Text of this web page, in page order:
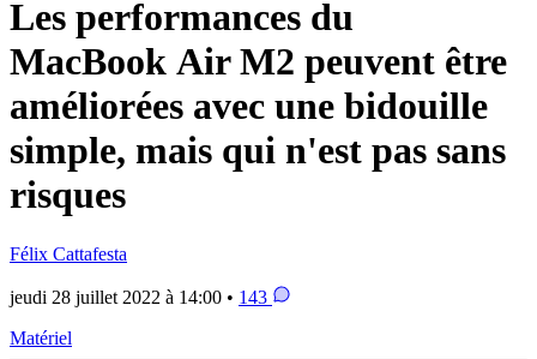
Les performances du
MacBook Air M2 peuvent être
améliorées avec une bidouille
simple, mais qui n'est pas sans
risques
Félix Cattafesta
jeudi 28 juillet 2022 à 14:00 • 143
Matériel